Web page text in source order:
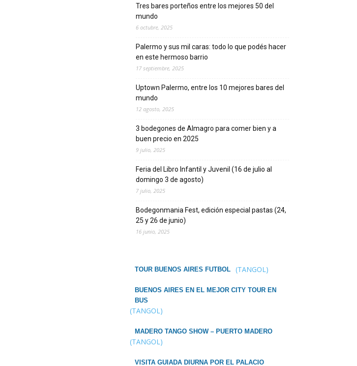
Tres bares porteños entre los mejores 50 del
mundo
6 octubre, 2025
Palermo y sus mil caras: todo lo que podés hacer
en este hermoso barrio
17 septiembre, 2025
Uptown Palermo, entre los 10 mejores bares del
mundo
12 agosto, 2025
3 bodegones de Almagro para comer bien y a
buen precio en 2025
9 julio, 2025
Feria del Libro Infantil y Juvenil (16 de julio al
domingo 3 de agosto)
7 julio, 2025
Bodegonmania Fest, edición especial pastas (24,
25 y 26 de junio)
16 junio, 2025
TOUR BUENOS AIRES FUTBOL (TANGOL)
BUENOS AIRES EN EL MEJOR CITY TOUR EN
BUS
(TANGOL)
MADERO TANGO SHOW – PUERTO MADERO
(TANGOL)
VISITA GUIADA DIURNA POR EL PALACIO